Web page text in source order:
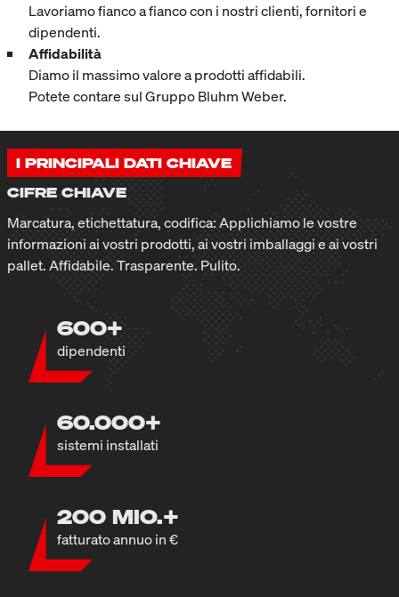
Lavoriamo fianco a fianco con i nostri clienti, fornitori e
dipendenti.
Affidabilità
Diamo il massimo valore a prodotti affidabili.
Potete contare sul Gruppo Bluhm Weber.
I PRINCIPALI DATI CHIAVE
CIFRE CHIAVE
Marcatura, etichettatura, codifica: Applichiamo le vostre
informazioni ai vostri prodotti, ai vostri imballaggi e ai vostri
pallet. Affidabile. Trasparente. Pulito.
600+
dipendenti
60.000+
sistemi installati
200 MIO.+
fatturato annuo in €